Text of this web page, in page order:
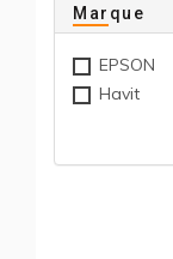
Marque
EPSON
Havit